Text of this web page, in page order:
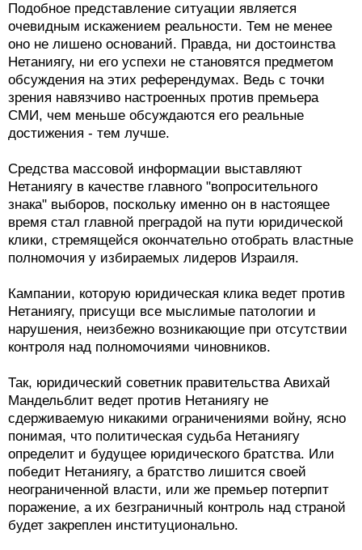
Подобное представление ситуации является
очевидным искажением реальности. Тем не менее
оно не лишено оснований. Правда, ни достоинства
Нетаниягу, ни его успехи не становятся предметом
обсуждения на этих референдумах. Ведь с точки
зрения навязчиво настроенных против премьера
СМИ, чем меньше обсуждаются его реальные
достижения - тем лучше.
Средства массовой информации выставляют
Нетаниягу в качестве главного "вопросительного
знака" выборов, поскольку именно он в настоящее
время стал главной преградой на пути юридической
клики, стремящейся окончательно отобрать властные
полномочия у избираемых лидеров Израиля.
Кампании, которую юридическая клика ведет против
Нетаниягу, присущи все мыслимые патологии и
нарушения, неизбежно возникающие при отсутствии
контроля над полномочиями чиновников.
Так, юридический советник правительства Авихай
Мандельблит ведет против Нетаниягу не
сдерживаемую никакими ограничениями войну, ясно
понимая, что политическая судьба Нетаниягу
определит и будущее юридического братства. Или
победит Нетаниягу, а братство лишится своей
неограниченной власти, или же премьер потерпит
поражение, а их безграничный контроль над страной
будет закреплен институционально.